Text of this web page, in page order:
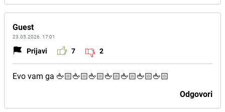
Guest
23.05.2026. 17:01
Prijavi 7 2
Evo vam ga 🖕🏻🖕🏻🖕🏻🖕🏻🖕🏻🖕🏻🖕🏻
Odgovori